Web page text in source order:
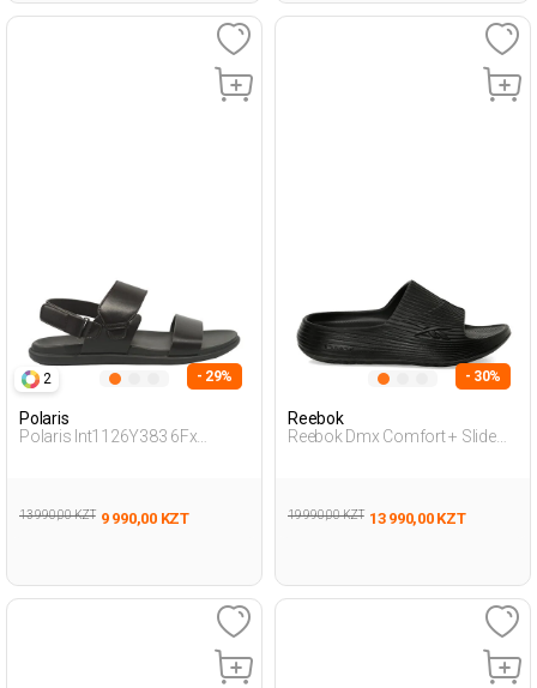
2 - 29%
Polaris
Polaris Int1126Y383 6Fx
13 990,00 KZT 9 990,00 KZT
- 30%
Reebok
Reebok Dmx Comfort + Slide
19 990,00 KZT 13 990,00 KZT